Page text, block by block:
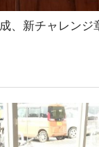
、新チャレンジ